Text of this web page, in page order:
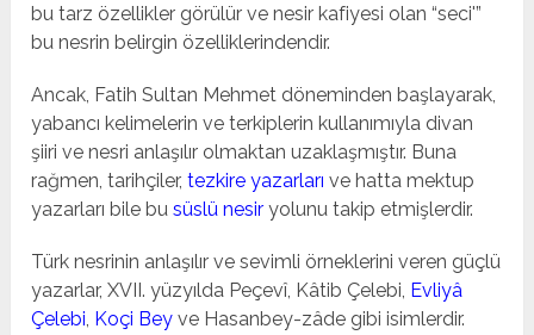
bu tarz özellikler görülür ve nesir kafiyesi olan “seci'”
bu nesrin belirgin özelliklerindendir.
Ancak, Fatih Sultan Mehmet döneminden başlayarak,
yabancı kelimelerin ve terkiplerin kullanımıyla divan
şiiri ve nesri anlaşılır olmaktan uzaklaşmıştır. Buna
rağmen, tarihçiler,tezkire yazarları ve hatta mektup
yazarları bile busüslü nesir yolunu takip etmişlerdir.
Türk nesrinin anlaşılır ve sevimli örneklerini veren güçlü
yazarlar, XVII. yüzyılda Peçevî, Kâtib Çelebi, Evliyâ
Çelebi, Koçi Bey ve Hasanbey-zâde gibi isimlerdir.